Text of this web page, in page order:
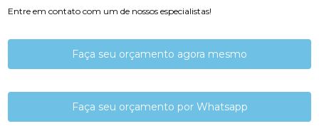
Entre em contato com um de nossos especialistas!
Faça seu orçamento agora mesmo
Faça seu orçamento por Whatsapp